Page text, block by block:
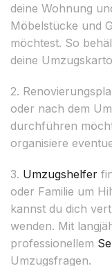
deine Wohnung
Möbelstücke und
möchtest. So
deine
2.
oder nach dem
durchführen
organisiere
3. Umzugshelfer
oder Familie um
kannst du dich
wenden. Mit
professionellem
Umzugsfragen.